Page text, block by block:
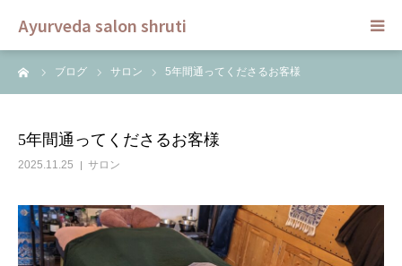
Ayurveda salon shruti
ブログ サロン 5年間通ってくださるお客様
5年間通ってくださるお客様
2025.11.25 サロン
HOME
ご予約